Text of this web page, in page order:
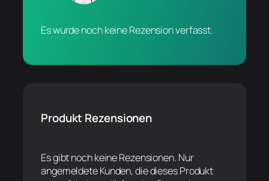
Es wurde noch keine Rezension verfasst.
Produkt Rezensionen
Es gibt noch keine Rezensionen. Nur
angemeldete Kunden, die dieses Produkt